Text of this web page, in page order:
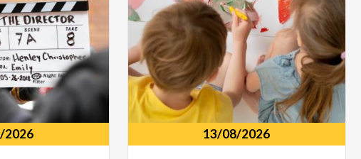
2026 13/08/2026